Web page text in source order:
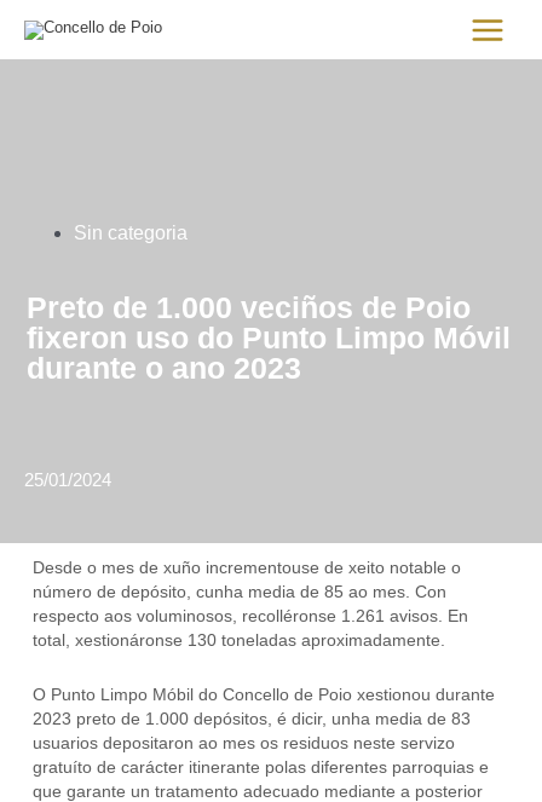
contenido
Main
Menu
Sin categoria
Preto de 1.000 veciños de Poio
fixeron uso do Punto Limpo Móvil
durante o ano 2023
25/01/2024
Desde o mes de xuño incrementouse de xeito notable o
número de depósito, cunha media de 85 ao mes. Con
respecto aos voluminosos, recolléronse 1.261 avisos. En
total, xestionáronse 130 toneladas aproximadamente.
O Punto Limpo Móbil do Concello de Poio xestionou durante
2023 preto de 1.000 depósitos, é dicir, unha media de 83
usuarios depositaron ao mes os residuos neste servizo
gratuíto de carácter itinerante polas diferentes parroquias e
que garante un tratamento adecuado mediante a posterior